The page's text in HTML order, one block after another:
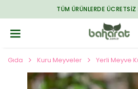
TÜM ÜRÜNLERDE
Gıda Kuru Meyveler Yerli Meyve